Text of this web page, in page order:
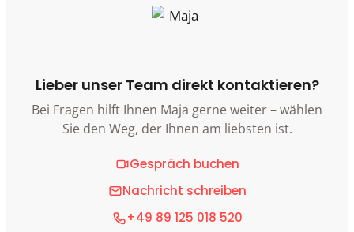
Lieber unser Team direkt kontaktieren?
Bei Fragen hilft Ihnen Maja gerne weiter – wählen
Sie den Weg, der Ihnen am liebsten ist.
Gespräch buchen
Nachricht schreiben
+49 89 125 018 520